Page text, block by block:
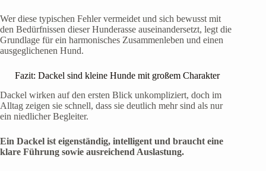
Wer diese typischen Fehler vermeidet und sich bewusst mit
den Bedürfnissen dieser Hunderasse auseinandersetzt, legt die
Grundlage für ein harmonisches Zusammenleben und einen
ausgeglichenen Hund.
Fazit: Dackel sind kleine Hunde mit großem Charakter
Dackel wirken auf den ersten Blick unkompliziert, doch im
Alltag zeigen sie schnell, dass sie deutlich mehr sind als nur
ein niedlicher Begleiter.
Ein Dackel ist eigenständig, intelligent und braucht eine
klare Führung sowie ausreichend Auslastung.